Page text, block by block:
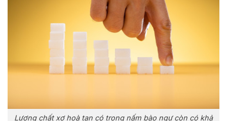
Lượng chất xơ hoà tan có trong nấm bào ngư còn có khả